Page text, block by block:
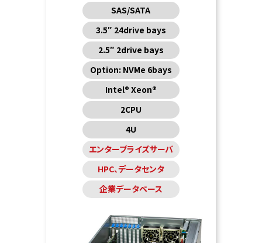
SAS/SATA
3.5″ 24drive bays
2.5″ 2drive bays
Option: NVMe 6bays
Intel® Xeon®
2CPU
4U
エンタープライズサーバ
HPC、データセンタ
企業データベース